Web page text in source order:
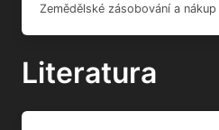
Zemědělské zásobování a nákup
Literatura